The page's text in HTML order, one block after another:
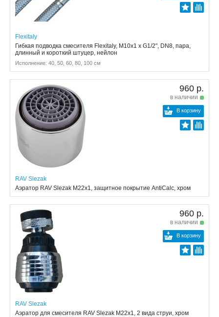
Flexitaly
Гибкая подводка смесителя Flexitaly, M10x1 x G1/2", DN8, пара,
длинный и короткий штуцер, нейлон
Исполнение: 40, 50, 60, 80, 100 см
960 р.
в наличии
В корзину
RAV Slezak
Аэратор RAV Slezak M22x1, защитное покрытие AntiCalc, хром
960 р.
в наличии
В корзину
RAV Slezak
Аэратор для смесителя RAV Slezak M22x1, 2 вида струи, хром